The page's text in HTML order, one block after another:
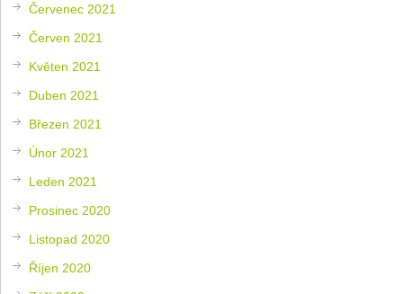
Červenec 2021
Červen 2021
Květen 2021
Duben 2021
Březen 2021
Únor 2021
Leden 2021
Prosinec 2020
Listopad 2020
Říjen 2020